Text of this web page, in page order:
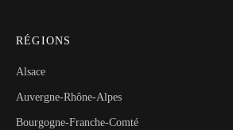
RÉGIONS
Alsace
Auvergne-Rhône-Alpes
Bourgogne-Franche-Comté